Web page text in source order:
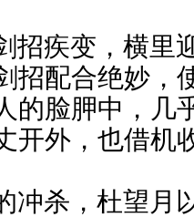
招疾变，横里
招配合绝妙，
的脸胛中，几
开外，也借机
冲杀，杜望月